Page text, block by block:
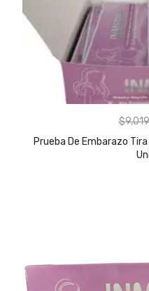
$9,019
Prueba De Embarazo